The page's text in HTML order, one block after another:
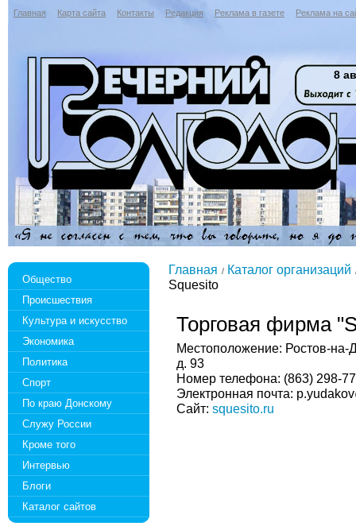
Главная Карта сайта Контакты Редакция Реклама в газете Реклама на
8
Общество
Происшествия
Культура и искусство
Экономика
Политика
Спорт
По краю Донскому
Служу России
Кроме того
Интервью
Блоги
Каталог сайтов
Главная
Каталог организаций
Squesito
Торговая фирма
Местоположение: Ростов-на-
д. 93
Номер телефона: (863) 298-
Электронная почта:
Сайт: squesito.ru